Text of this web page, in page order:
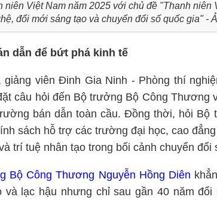
niên Việt Nam năm 2025 với chủ đề "Thanh niên
đổi mới sáng tạo và chuyển đổi số quốc gia" -
dẫn để bứt phá kinh tế
viên Đinh Gia Ninh - Phòng thí
câu hỏi đến Bộ trưởng Bộ Công Thương
bán dẫn toàn cầu. Đồng thời, hỏi Bộ
sách hỗ trợ các trường đại học, cao
trí tuệ nhân tạo trong bối cảnh chuyển đổi
Bộ Công Thương Nguyễn Hồng Diên
và lạc hậu nhưng chỉ sau gần 40 năm